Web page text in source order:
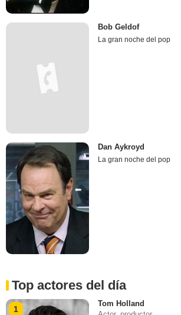
Bob Geldof
La gran noche del pop
Dan Aykroyd
La gran noche del pop
Top actores del día
1
Tom Holland